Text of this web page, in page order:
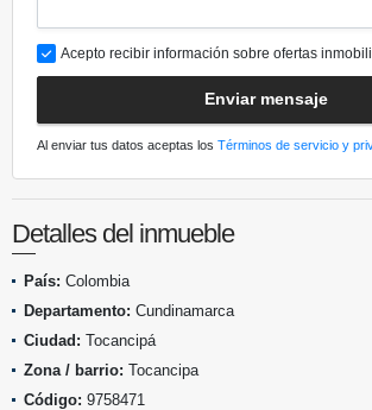
Acepto recibir información sobre ofertas
Enviar mensaje
Al enviar tus datos aceptas los Términos de servicio y
Detalles del inmueble
País: Colombia
Departamento: Cundinamarca
Ciudad: Tocancipá
Zona / barrio: Tocancipa
Código: 9758471